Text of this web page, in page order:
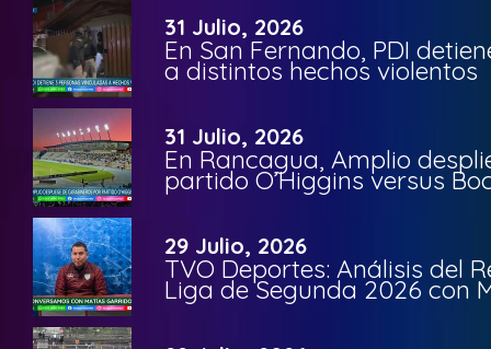
31 Julio, 2026
En San Fernando, PDI
a distintos hechos violentos
31 Julio, 2026
En Rancagua, Amplio
partido O’Higgins versus
29 Julio, 2026
TVO Deportes: Análisis del
Liga de Segunda 2026 con